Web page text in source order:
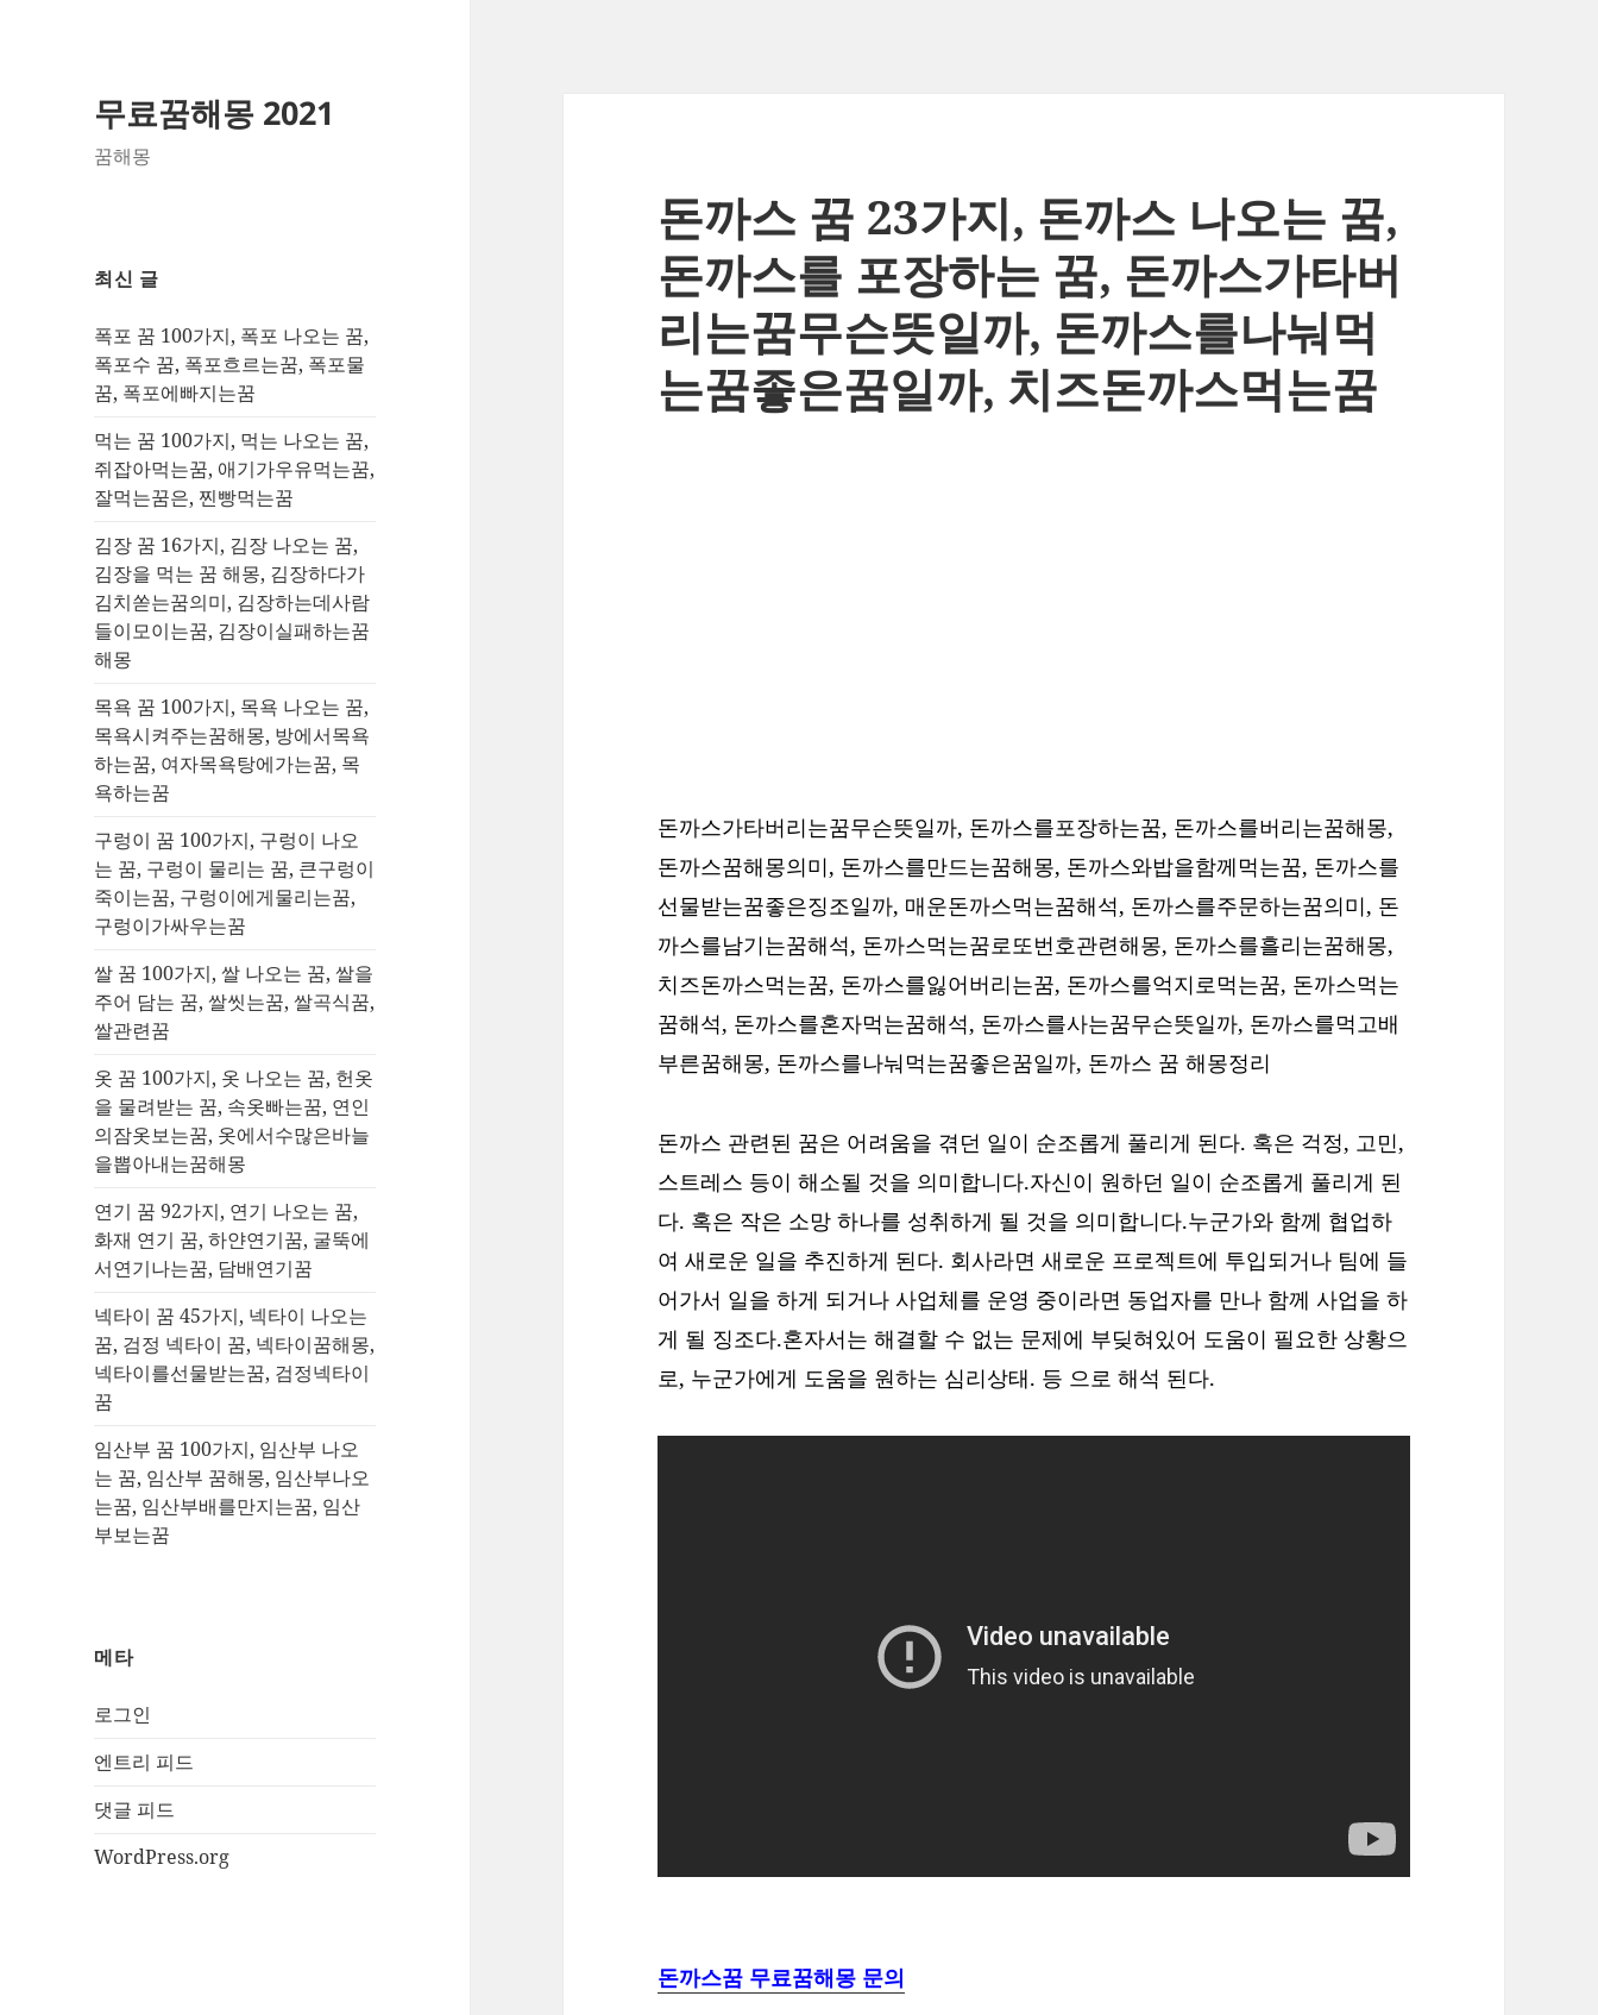
무료꿈해몽 2021
꿈해몽
최신 글
폭포 꿈 100가지, 폭포 나오는 꿈,
폭포수 꿈, 폭포흐르는꿈, 폭포물
꿈, 폭포에빠지는꿈
먹는 꿈 100가지, 먹는 나오는 꿈,
쥐잡아먹는꿈, 애기가우유먹는꿈,
잘먹는꿈은, 찐빵먹는꿈
김장 꿈 16가지, 김장 나오는 꿈,
김장을 먹는 꿈 해몽, 김장하다가
김치쏟는꿈의미, 김장하는데사람
들이모이는꿈, 김장이실패하는꿈
해몽
목욕 꿈 100가지, 목욕 나오는 꿈,
목욕시켜주는꿈해몽, 방에서목욕
하는꿈, 여자목욕탕에가는꿈, 목
욕하는꿈
구렁이 꿈 100가지, 구렁이 나오
는 꿈, 구렁이 물리는 꿈, 큰구렁이
죽이는꿈, 구렁이에게물리는꿈,
구렁이가싸우는꿈
쌀 꿈 100가지, 쌀 나오는 꿈, 쌀을
주어 담는 꿈, 쌀씻는꿈, 쌀곡식꿈,
쌀관련꿈
옷 꿈 100가지, 옷 나오는 꿈, 헌옷
을 물려받는 꿈, 속옷빠는꿈, 연인
의잠옷보는꿈, 옷에서수많은바늘
을뽑아내는꿈해몽
연기 꿈 92가지, 연기 나오는 꿈,
화재 연기 꿈, 하얀연기꿈, 굴뚝에
서연기나는꿈, 담배연기꿈
넥타이 꿈 45가지, 넥타이 나오는
꿈, 검정 넥타이 꿈, 넥타이꿈해몽,
넥타이를선물받는꿈, 검정넥타이
꿈
임산부 꿈 100가지, 임산부 나오
는 꿈, 임산부 꿈해몽, 임산부나오
는꿈, 임산부배를만지는꿈, 임산
부보는꿈
메타
로그인
엔트리 피드
댓글 피드
WordPress.org
돈까스 꿈 23가지, 돈까스 나오는 꿈,
돈까스를 포장하는 꿈, 돈까스가타버
리는꿈무슨뜻일까, 돈까스를나눠먹
는꿈좋은꿈일까, 치즈돈까스먹는꿈
돈까스가타버리는꿈무슨뜻일까, 돈까스를포장하는꿈, 돈까스를버리는꿈해몽,
돈까스꿈해몽의미, 돈까스를만드는꿈해몽, 돈까스와밥을함께먹는꿈, 돈까스를
선물받는꿈좋은징조일까, 매운돈까스먹는꿈해석, 돈까스를주문하는꿈의미, 돈
까스를남기는꿈해석, 돈까스먹는꿈로또번호관련해몽, 돈까스를흘리는꿈해몽,
치즈돈까스먹는꿈, 돈까스를잃어버리는꿈, 돈까스를억지로먹는꿈, 돈까스먹는
꿈해석, 돈까스를혼자먹는꿈해석, 돈까스를사는꿈무슨뜻일까, 돈까스를먹고배
부른꿈해몽, 돈까스를나눠먹는꿈좋은꿈일까, 돈까스 꿈 해몽정리
돈까스 관련된 꿈은 어려움을 겪던 일이 순조롭게 풀리게 된다. 혹은 걱정, 고민,
스트레스 등이 해소될 것을 의미합니다.자신이 원하던 일이 순조롭게 풀리게 된
다. 혹은 작은 소망 하나를 성취하게 될 것을 의미합니다.누군가와 함께 협업하
여 새로운 일을 추진하게 된다. 회사라면 새로운 프로젝트에 투입되거나 팀에 들
어가서 일을 하게 되거나 사업체를 운영 중이라면 동업자를 만나 함께 사업을 하
게 될 징조다.혼자서는 해결할 수 없는 문제에 부딪혀있어 도움이 필요한 상황으
로, 누군가에게 도움을 원하는 심리상태. 등 으로 해석 된다.
돈까스꿈 무료꿈해몽 문의